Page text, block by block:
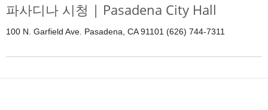
파사디나 시청 | Pasadena City Hall
100 N. Garfield Ave. Pasadena, CA 91101 (626) 744-7311